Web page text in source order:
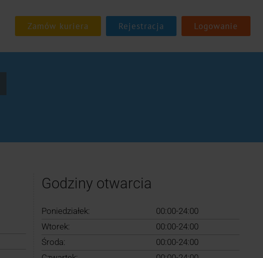
Rejestracja Logowanie
Godziny otwarcia
Poniedziałek:
00:00-24:00
Wtorek:
00:00-24:00
Środa:
00:00-24:00